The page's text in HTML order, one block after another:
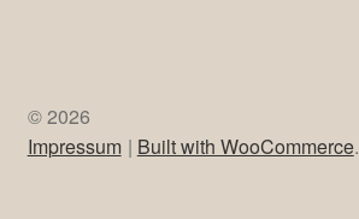
© 2026
Impressum
Built with WooCommerce.